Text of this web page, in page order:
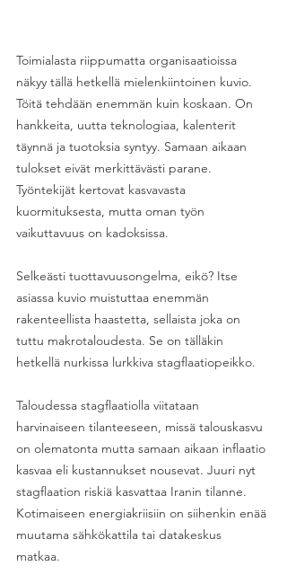
Toimialasta riippumatta organisaatioissa
näkyy tällä hetkellä mielenkiintoinen kuvio.
Töitä tehdään enemmän kuin koskaan. On
hankkeita, uutta teknologiaa, kalenterit
täynnä ja tuotoksia syntyy. Samaan aikaan
tulokset eivät merkittävästi parane.
Työntekijät kertovat kasvavasta
kuormituksesta, mutta oman työn
vaikuttavuus on kadoksissa.
Selkeästi tuottavuusongelma, eikö? Itse
asiassa kuvio muistuttaa enemmän
rakenteellista haastetta, sellaista joka on
tuttu makrotaloudesta. Se on tälläkin
hetkellä nurkissa lurkkiva stagflaatiopeikko.
Taloudessa stagflaatiolla viitataan
harvinaiseen tilanteeseen, missä talouskasvu
on olematonta mutta samaan aikaan inflaatio
kasvaa eli kustannukset nousevat. Juuri nyt
stagflaation riskiä kasvattaa Iranin tilanne.
Kotimaiseen energiakriisiin on siihenkin enää
muutama sähkökattila tai datakeskus
matkaa.